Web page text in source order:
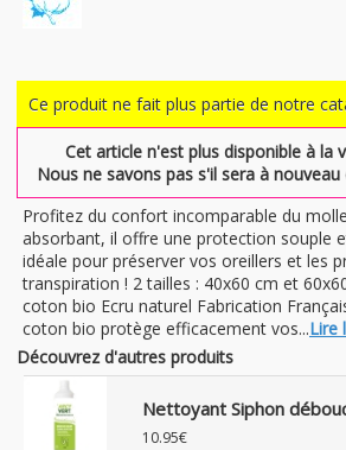
Ce produit ne fait plus partie de notre
Cet article n'est plus disponible à la
Nous ne savons pas s'il sera à nouveau
Profitez du confort incomparable du
absorbant, il offre une protection souple
idéale pour préserver vos oreillers et les
transpiration ! 2 tailles : 40x60 cm et
coton bio Ecru naturel Fabrication
coton bio protège efficacement vos...Lire
Découvrez d'autres produits
10.95€